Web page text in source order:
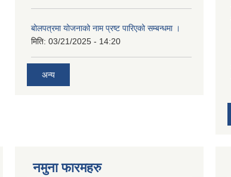
बोलपत्रमा योजनाको नाम प्रष्ट पारिएको सम्बन्धमा ।
मिति: 03/21/2025 - 14:20
अन्य
नमुना फारमहरु